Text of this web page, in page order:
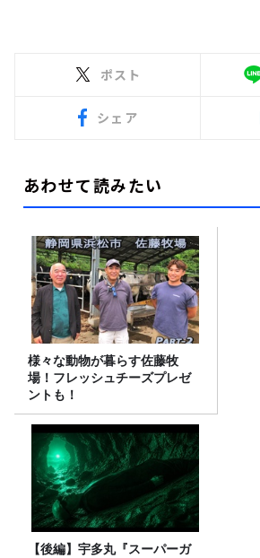
ポスト
シェア
あわせて読みたい
様々な動物が暮らす佐藤牧
場！フレッシュチーズプレゼ
ントも！
【後編】宇多丸『スーパーガ